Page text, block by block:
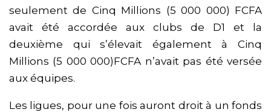
seulement de Cinq Millions (5 000 000) FCFA
avait été accordée aux clubs de D1 et la
deuxième qui s’élevait également à Cinq
Millions (5 000 000)FCFA n’avait pas été versée
aux équipes.
Les ligues, pour une fois auront droit à un fonds